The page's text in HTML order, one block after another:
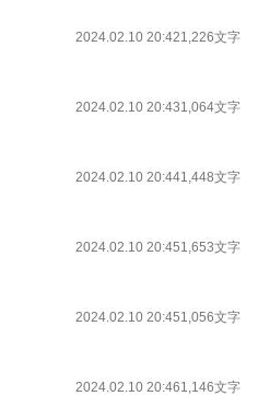
2024.02.10 20:421,226文字
2024.02.10 20:431,064文字
2024.02.10 20:441,448文字
2024.02.10 20:451,653文字
2024.02.10 20:451,056文字
2024.02.10 20:461,146文字